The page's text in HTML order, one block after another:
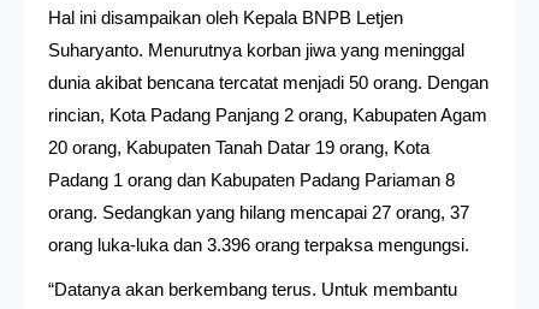
Hal ini disampaikan oleh Kepala BNPB Letjen
Suharyanto. Menurutnya korban jiwa yang meninggal
dunia akibat bencana tercatat menjadi 50 orang. Dengan
rincian, Kota Padang Panjang 2 orang, Kabupaten Agam
20 orang, Kabupaten Tanah Datar 19 orang, Kota
Padang 1 orang dan Kabupaten Padang Pariaman 8
orang. Sedangkan yang hilang mencapai 27 orang, 37
orang luka-luka dan 3.396 orang terpaksa mengungsi.
“Datanya akan berkembang terus. Untuk membantu